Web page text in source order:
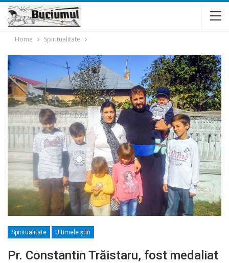
Home Spiritualitate
Spiritualitate Ultimele ştiri
Pr. Constantin Trăistaru, fost medaliat